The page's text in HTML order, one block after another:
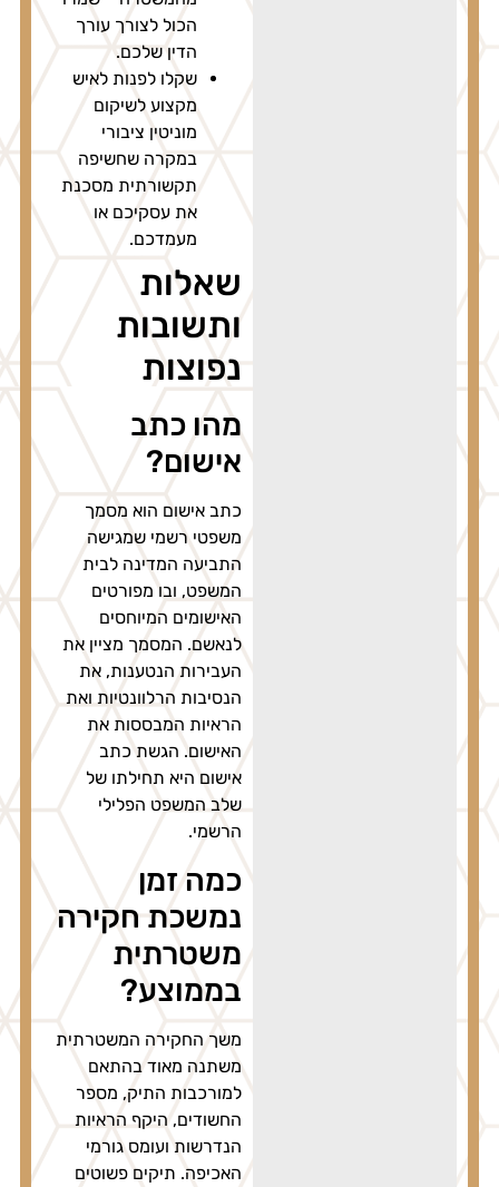
הכול לצורך עורך
הדין שלכם.
שקלו לפנות לאיש
מקצוע לשיקום
מוניטין ציבורי
במקרה שחשיפה
תקשורתית מסכנת
את עסקיכם או
מעמדכם.
שאלות
ותשובות
נפוצות
מהו כתב
אישום?
כתב אישום הוא מסמך
משפטי רשמי שמגישה
התביעה המדינה לבית
המשפט, ובו מפורטים
האישומים המיוחסים
לנאשם. המסמך מציין את
העבירות הנטענות, את
הנסיבות הרלוונטיות ואת
הראיות המבססות את
האישום. הגשת כתב
אישום היא תחילתו של
שלב המשפט הפלילי
הרשמי.
כמה זמן
נמשכת חקירה
משטרתית
בממוצע?
משך החקירה המשטרתית
משתנה מאוד בהתאם
למורכבות התיק, מספר
החשודים, היקף הראיות
הנדרשות ועומס גורמי
האכיפה. תיקים פשוטים